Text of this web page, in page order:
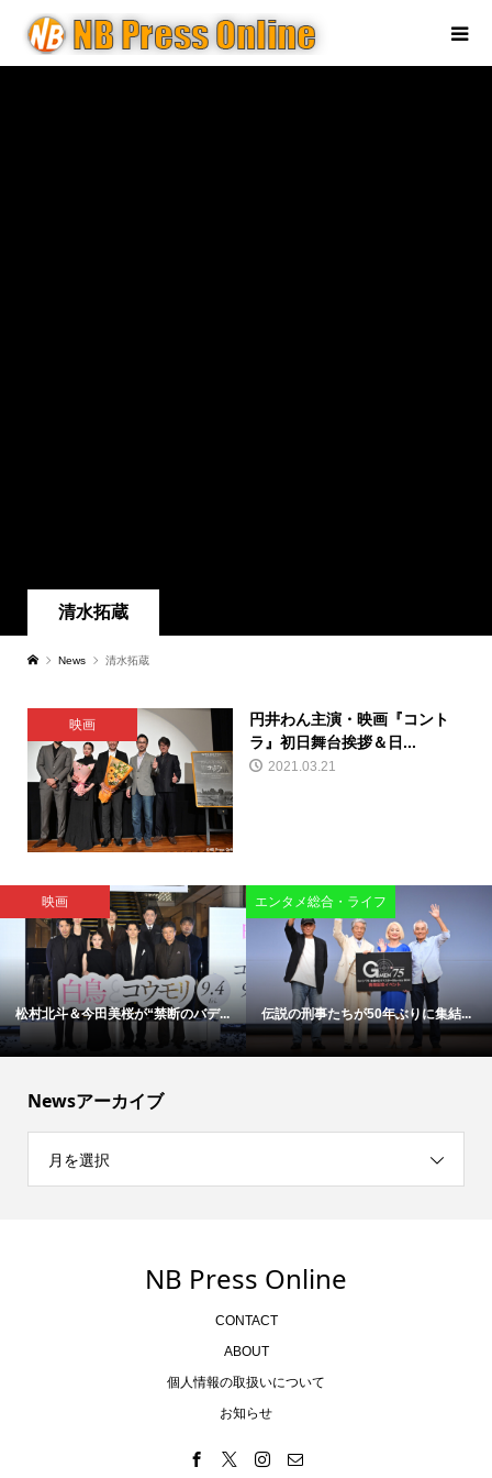
清水拓蔵
News 清水拓蔵
映画
円井わん主演・映画『コント
ラ』初日舞台挨拶＆日...
2021.03.21
映画
松村北斗＆今田美桜が“禁断のバデ...
エンタメ総合・ライフ
伝説の刑事たちが50年ぶりに集結...
Newsアーカイブ
月を選択
NB Press Online
CONTACT
ABOUT
個人情報の取扱いについて
お知らせ